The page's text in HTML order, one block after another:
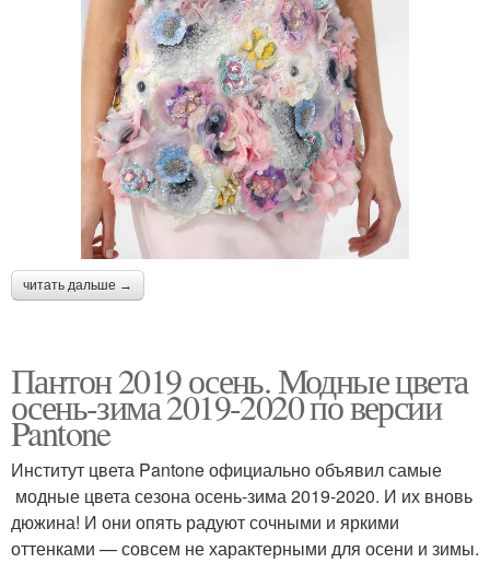
читать дальше →
Пантон 2019 осень. Модные цвета
осень-зима 2019-2020 по версии
Pantone
Институт цвета Pantone официально объявил самые
модные цвета сезона осень-зима 2019-2020. И их вновь
дюжина! И они опять радуют сочными и яркими
оттенками — совсем не характерными для осени и зимы.